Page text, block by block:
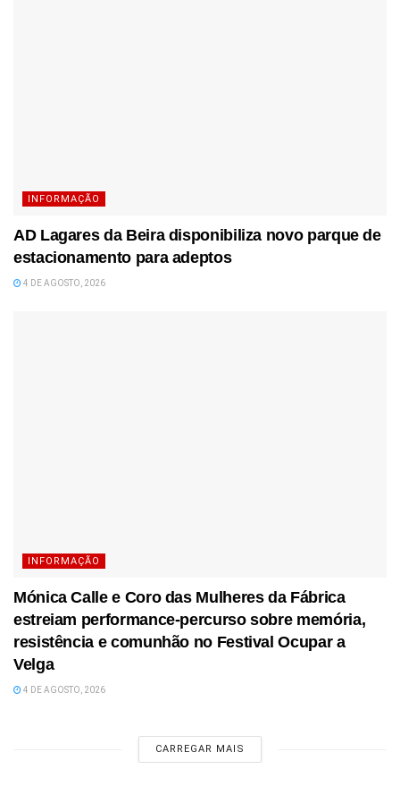
INFORMAÇÃO
AD Lagares da Beira disponibiliza novo parque de
estacionamento para adeptos
4 DE AGOSTO, 2026
INFORMAÇÃO
Mónica Calle e Coro das Mulheres da Fábrica
estreiam performance-percurso sobre memória,
resistência e comunhão no Festival Ocupar a
Velga
4 DE AGOSTO, 2026
CARREGAR MAIS